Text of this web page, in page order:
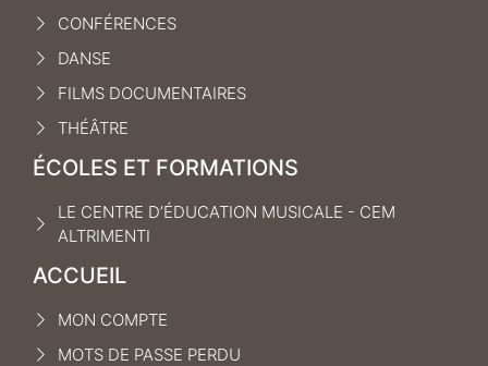
CONFÉRENCES
DANSE
FILMS DOCUMENTAIRES
THÉÂTRE
ÉCOLES ET FORMATIONS
LE CENTRE D’ÉDUCATION MUSICALE - CEM
ALTRIMENTI
ACCUEIL
MON COMPTE
MOTS DE PASSE PERDU